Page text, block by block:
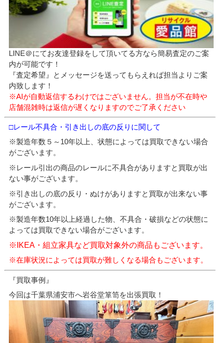
LINE＠にてお友達登録をして頂いてる方なら簡易査定のご案
内が可能です！
『査定希望』とメッセージを送ってもらえれば担当よりご案
内致します！
※AIが自動返信するわけではございません。担当が不在時や
店舗混雑時は返信が遅くなりますのでご了承ください
□レール不具合・引き出しの底の反りに関して
※製造年数５～10年以上、状態によっては買取できない場合
がございます。
※レール引出の商品のレールに不具合がありますと買取が出
ない事がございます。
※引き出しの底の反り・ぬけがありますと買取が出来ない事
がございます。
※製造年数10年以上経過した物、不具合・破損などの状態に
よっては買取できない場合がございます。
※IKEA・組立家具など買取対象外の商品もございます。
※在庫状況によっては買取が難しくなる場合もございます。
『買取事例』
今回は千葉県浦安市へ岩谷堂箪笥を出張買取！